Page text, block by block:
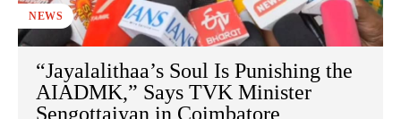
NEWS
“Jayalalithaa’s Soul Is Punishing the
AIADMK,” Says TVK Minister
Sengottaiyan in Coimbatore